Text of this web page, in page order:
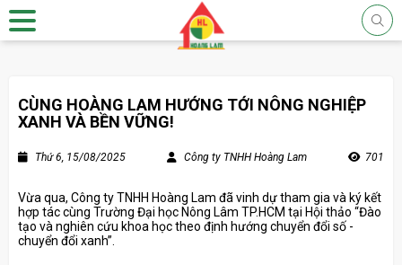
CÙNG HOÀNG LAM HƯỚNG TỚI NÔNG NGHIỆP
XANH VÀ BỀN VỮNG!
Thứ 6, 15/08/2025 Công ty TNHH Hoàng Lam 701
Vừa qua, Công ty TNHH Hoàng Lam đã vinh dự tham gia và ký kết
hợp tác cùng Trường Đại học Nông Lâm TP.HCM tại Hội thảo “Đào
tạo và nghiên cứu khoa học theo định hướng chuyển đổi số -
chuyển đổi xanh”.